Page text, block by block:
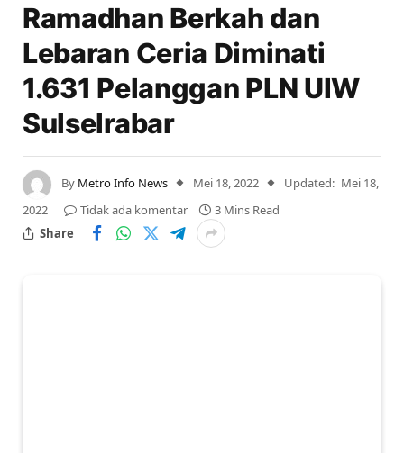
Ramadhan Berkah dan
Lebaran Ceria Diminati
1.631 Pelanggan PLN UIW
Sulselrabar
By Metro Info News Mei 18, 2022 Updated: Mei 18,
2022
Tidak ada komentar
3 Mins Read
Share